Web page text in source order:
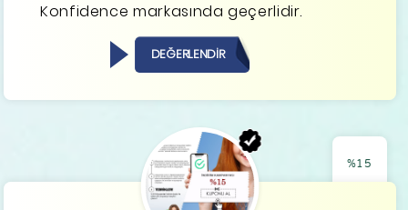
Konfidence markasında geçerlidir.
DEĞERLENDİR
%15